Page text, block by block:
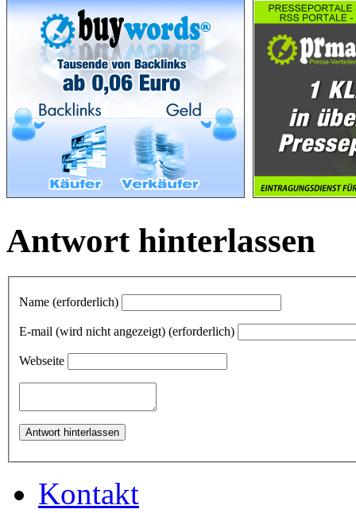
Antwort hinterlassen
Name (erforderlich)
E-mail (wird nicht angezeigt) (erforderlich)
Webseite
Kontakt